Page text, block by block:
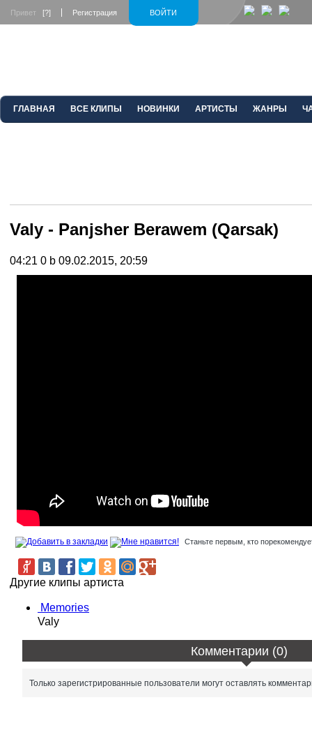
ВОЙТИ
Привет [?] Регистрация
ГЛАВНАЯ ВСЕ КЛИПЫ НОВИНКИ АРТИСТЫ ЖАНРЫ
Valy - Panjsher Berawem (Qarsak)
04:21 0 b 09.02.2015, 20:59
Станьте первым, кто
Другие клипы артиста
Memories
Valy
Комментарии (0)
Только зарегистрированные пользователи могут оставлять